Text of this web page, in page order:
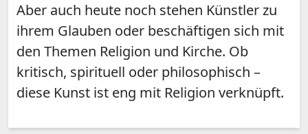
Aber auch heute noch stehen Künstler zu
ihrem Glauben oder beschäftigen sich mit
den Themen Religion und Kirche. Ob
kritisch, spirituell oder philosophisch –
diese Kunst ist eng mit Religion verknüpft.